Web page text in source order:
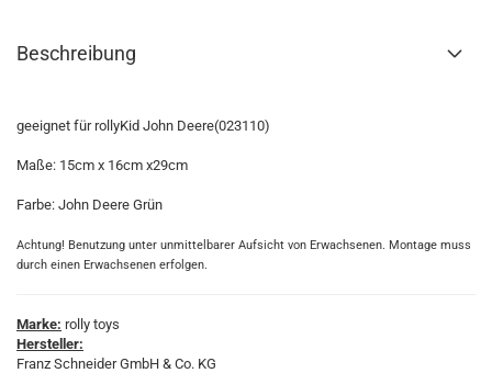
Beschreibung
geeignet für rollyKid John Deere(023110)
Maße: 15cm x 16cm x29cm
Farbe: John Deere Grün
Achtung! Benutzung unter unmittelbarer Aufsicht von Erwachsenen. Montage muss
durch einen Erwachsenen erfolgen.
Marke: rolly toys
Hersteller:
Franz Schneider GmbH & Co. KG